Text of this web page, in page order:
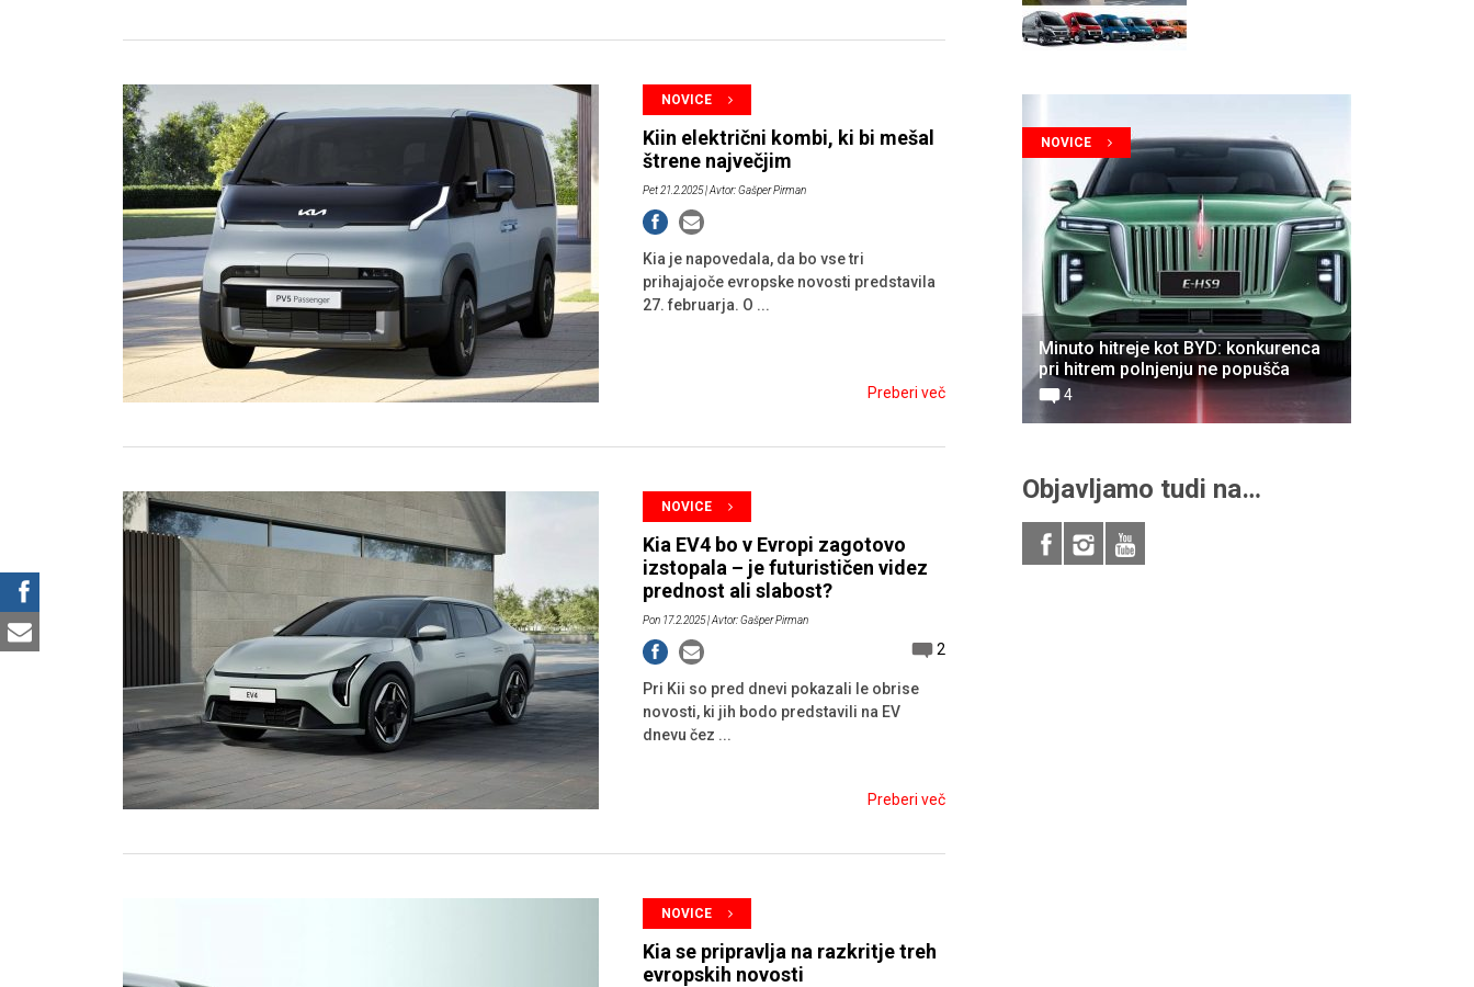
NOVICE
Kiin električni kombi, ki bi mešal
štrene največjim
Pet 21.2.2025| Avtor: Gašper Pirman
Kia je napovedala, da bo vse tri
prihajajoče evropske novosti predstavila
27. februarja. O ...
Preberi več
NOVICE
Kia EV4 bo v Evropi zagotovo
izstopala – je futurističen videz
prednost ali slabost?
Pon 17.2.2025| Avtor: Gašper Pirman
2
Pri Kii so pred dnevi pokazali le obrise
novosti, ki jih bodo predstavili na EV
dnevu čez ...
Preberi več
NOVICE
Kia se pripravlja na razkritje treh
evropskih novosti
NOVICE
Minuto hitreje kot BYD: konkurenca
pri hitrem polnjenju ne popušča
4
Objavljamo tudi na…